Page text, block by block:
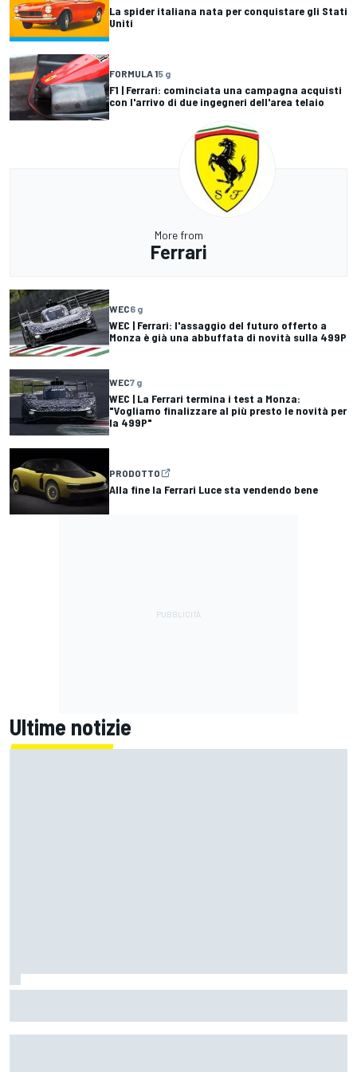
La spider italiana nata per conquistare gli Stati
Uniti
FORMULA 15 g
F1 | Ferrari: cominciata una campagna acquisti
con l'arrivo di due ingegneri dell'area telaio
More from
Ferrari
WEC6 g
WEC | Ferrari: l'assaggio del futuro offerto a
Monza è già una abbuffata di novità sulla 499P
WEC7 g
WEC | La Ferrari termina i test a Monza:
"Vogliamo finalizzare al più presto le novità per
la 499P"
PRODOTTO
Alla fine la Ferrari Luce sta vendendo bene
Ultime notizie